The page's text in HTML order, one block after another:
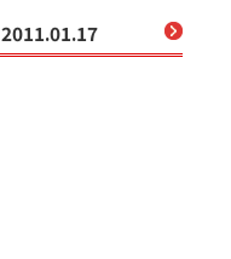
2011.01.17